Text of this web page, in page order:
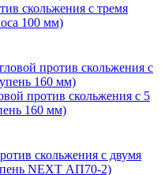
скольжения с тремя
100 мм)
против скольжения с 5
160 мм)